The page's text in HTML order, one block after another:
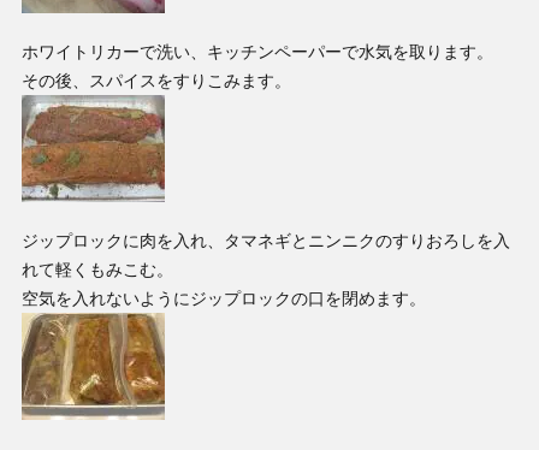
ホワイトリカーで洗い、キッチンペーパーで水気を取ります。
その後、スパイスをすりこみます。
ジップロックに肉を入れ、タマネギとニンニクのすりおろしを入
れて軽くもみこむ。
空気を入れないようにジップロックの口を閉めます。